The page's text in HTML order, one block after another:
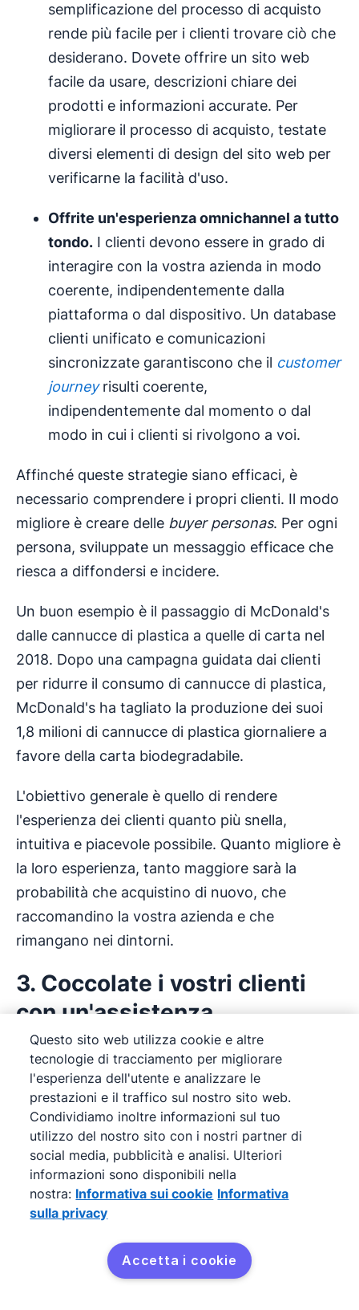
semplificazione del processo di acquisto
rende più facile per i clienti trovare ciò che
desiderano. Dovete offrire un sito web
facile da usare, descrizioni chiare dei
prodotti e informazioni accurate. Per
migliorare il processo di acquisto, testate
diversi elementi di design del sito web per
verificarne la facilità d'uso.
Offrite un'esperienza omnichannel a tutto
tondo. I clienti devono essere in grado di
interagire con la vostra azienda in modo
coerente, indipendentemente dalla
piattaforma o dal dispositivo. Un database
clienti unificato e comunicazioni
sincronizzate garantiscono che il customer
journeyrisulti coerente,
indipendentemente dal momento o dal
modo in cui i clienti si rivolgono a voi.
Affinché queste strategie siano efficaci, è
necessario comprendere i propri clienti. Il modo
migliore è creare delle buyer personas. Per ogni
persona, sviluppate un messaggio efficace che
riesca a diffondersi e incidere.
Un buon esempio è il passaggio di McDonald's
dalle cannucce di plastica a quelle di carta nel
2018. Dopo una campagna guidata dai clienti
per ridurre il consumo di cannucce di plastica,
McDonald's ha tagliato la produzione dei suoi
1,8 milioni di cannucce di plastica giornaliere a
favore della carta biodegradabile.
L'obiettivo generale è quello di rendere
l'esperienza dei clienti quanto più snella,
intuitiva e piacevole possibile. Quanto migliore è
la loro esperienza, tanto maggiore sarà la
probabilità che acquistino di nuovo, che
raccomandino la vostra azienda e che
rimangano nei dintorni.
3. Coccolate i vostri clienti
con un'assistenza
eccezionale
assistenza ai clientipuò creare o distruggere le
relazioni con i clienti. Negli affari le cose
possono andar male: è una cosa che non si può
escludere. Tuttavia, il modo in cui un'azienda
affronta i problemi e i reclami dei clienti può
distinguerla rispetto alla concorrenza.
Fornire ai clienti un supporto accessibile,
pratico e utile vi permette di trasformare le loro
Questo sito web utilizza cookie e altre
tecnologie di tracciamento per migliorare
l'esperienza dell'utente e analizzare le
prestazioni e il traffico sul nostro sito web.
Condividiamo inoltre informazioni sul tuo
utilizzo del nostro sito con i nostri partner di
social media, pubblicità e analisi. Ulteriori
informazioni sono disponibili nella
nostra: Informativa sui cookie Informativa
sulla privacy
Accetta i cookie